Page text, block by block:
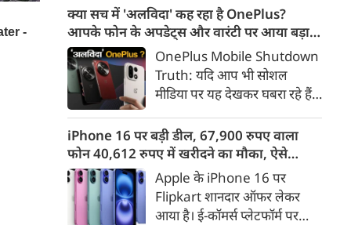
AMOLED डिस्प्ले, 8,000mAh
की बड़ी बैटरी और Qualcomm
Snapdragon चिपसेट के साथ
पेश किया है। फोन में 50MP का मेन
कैमरा दिया गया है। इसके अलावा
Redmi Note 17 में Corning
Gorilla Glass 7i प्रोटेक्शन,
IP65 रेटिंग और मजबूत चेसिस
जैसे फीचर्स मिलते हैं।
क्या सच में 'अलविदा' कह रहा है OnePlus?
आपके फोन के अपडेट्स और वारंटी पर आया बड़ा
अपडेट
OnePlus Mobile Shutdown
Truth: यदि आप भी सोशल
मीडिया पर यह देखकर घबरा रहे हैं
है", तो थोड़ा ठहरिए! टेक वर्ल्ड में
किसी समय 'फ्लैगशिप किलर' के
नाम से मशहूर इस ब्रांड को लेकर
इंटरनेट पर लगातार कयासबाजी का
दौर जारी है।
iPhone 16 पर बड़ी डील, 67,900 रुपए वाला
फोन 40,612 रुपए में खरीदने का मौका, ऐसे
मिलेगा डिस्काउंट Apple के iPhone 16 पर
Flipkart शानदार ऑफर लेकर
आया है। ई-कॉमर्स प्लेटफॉर्म पर